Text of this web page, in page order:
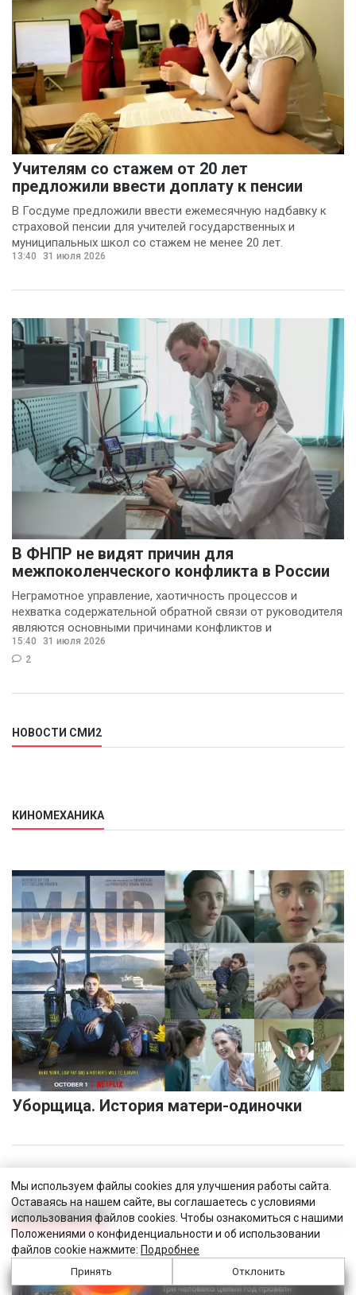
Учителям со стажем от 20 лет
предложили ввести доплату к пенсии
В Госдуме предложили ввести ежемесячную надбавку к
страховой пенсии для учителей государственных и
муниципальных школ со стажем не менее 20 лет.
13:40 31 июля 2026
В ФНПР не видят причин для
межпоколенческого конфликта в России
Неграмотное управление, хаотичность процессов и
нехватка содержательной обратной связи от руководителя
являются основными причинами конфликтов и
раздражения в
15:40
31 июля 2026
2
НОВОСТИ СМИ2
КИНОМЕХАНИКА
Уборщица. История матери-одиночки
ЧИТАЛЬНЫЙ ЗАЛ
Мы используем файлы cookies для улучшения работы сайта.
Оставаясь на нашем сайте, вы соглашаетесь с условиями
использования файлов cookies. Чтобы ознакомиться с нашими
Положениями о конфиденциальности и об использовании
файлов cookie нажмите: Подробнее
Принять Отклонить